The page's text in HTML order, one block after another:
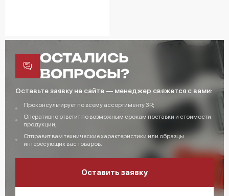
ОСТАЛИСЬ
ВОПРОСЫ?
Оставьте заявку на сайте — менеджер свяжется с вами:
Проконсультирует по всему ассортименту 3R;
Оперативно ответит по возможным срокам поставки и стоимости
продукции;
Отправит вам технические характеристики или образцы
интересующих вас товаров.
Оставить заявку